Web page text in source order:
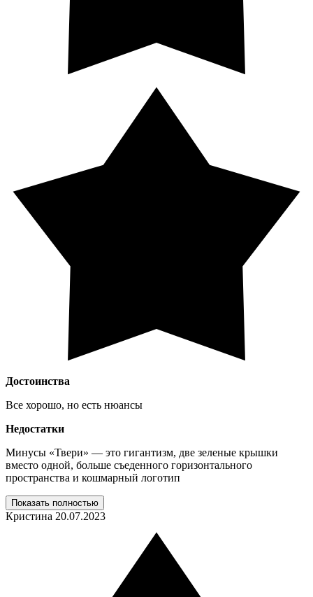
Достоинства
Все хорошо, но есть нюансы
Недостатки
Минусы «Твери» — это гигантизм, две зеленые крышки
вместо одной, больше съеденного горизонтального
пространства и кошмарный логотип
Показать полностью
Кристина 20.07.2023